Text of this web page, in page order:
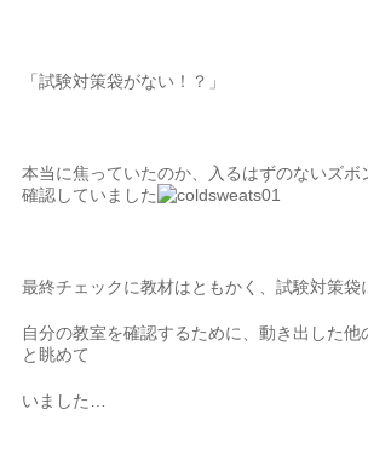
「試験対策袋がない！？」
本当に焦っていたのか、入るはずのないズボ
確認していました
最終チェックに教材はともかく、試験対策袋
自分の教室を確認するために、動き出した他
と眺めて
いました…